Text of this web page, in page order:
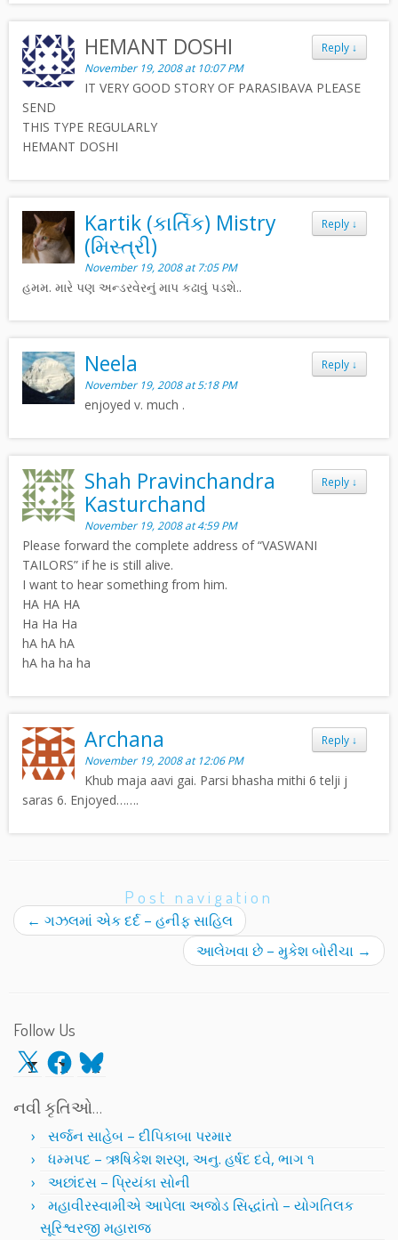
Reply ↓
HEMANT DOSHI
November 19, 2008 at 10:07 PM
IT VERY GOOD STORY OF PARASIBAVA PLEASE
SEND
THIS TYPE REGULARLY
HEMANT DOSHI
Reply ↓
Kartik (કાર્તિક) Mistry
(મિસ્ત્રી)
November 19, 2008 at 7:05 PM
હમમ. મારે પણ અન્ડરવેરનું માપ કઢાવું પડશે..
Reply ↓
Neela
November 19, 2008 at 5:18 PM
enjoyed v. much .
Reply ↓
Shah Pravinchandra
Kasturchand
November 19, 2008 at 4:59 PM
Please forward the complete address of “VASWANI
TAILORS” if he is still alive.
I want to hear something from him.
HA HA HA
Ha Ha Ha
hA hA hA
hA ha ha ha
Reply ↓
Archana
November 19, 2008 at 12:06 PM
Khub maja aavi gai. Parsi bhasha mithi 6 telji j
saras 6. Enjoyed…….
Post navigation
← ગઝલમાં એક દર્દ – હનીફ સાહિલ
આલેખવા છે – મુકેશ બોરીચા →
Follow Us
X Facebook
Bluesky
નવી કૃતિઓ…
સર્જન સાહેબ – દીપિકાબા પરમાર
ધમ્મપદ – ઋષિકેશ શરણ, અનુ. હર્ષદ દવે, ભાગ ૧
અછાંદસ – પ્રિયંકા સોની
મહાવીરસ્વામીએ આપેલા અજોડ સિદ્ધાંતો – યોગતિલક
સૂરિશ્વરજી મહારાજ